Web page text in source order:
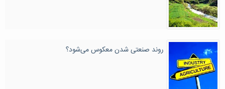
روند صنعتی شدن معکوس می‌شود؟